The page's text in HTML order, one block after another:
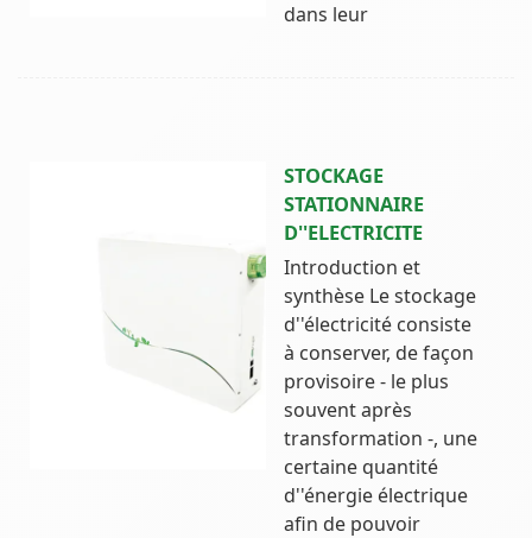
dans leur
STOCKAGE
STATIONNAIRE
D''ELECTRICITE
Introduction et
synthèse Le stockage
d''électricité consiste
à conserver, de façon
provisoire - le plus
souvent après
transformation -, une
certaine quantité
d''énergie électrique
afin de pouvoir